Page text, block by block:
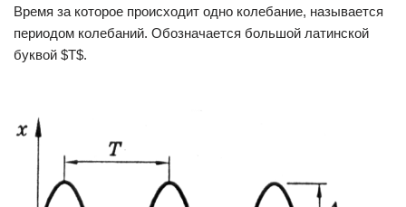
Время за которое происходит одно колебание, называется
периодом колебаний. Обозначается большой латинской
буквой $Т$.